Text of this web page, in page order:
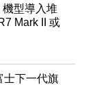
型導入堆
Mark II 或
士下一代旗